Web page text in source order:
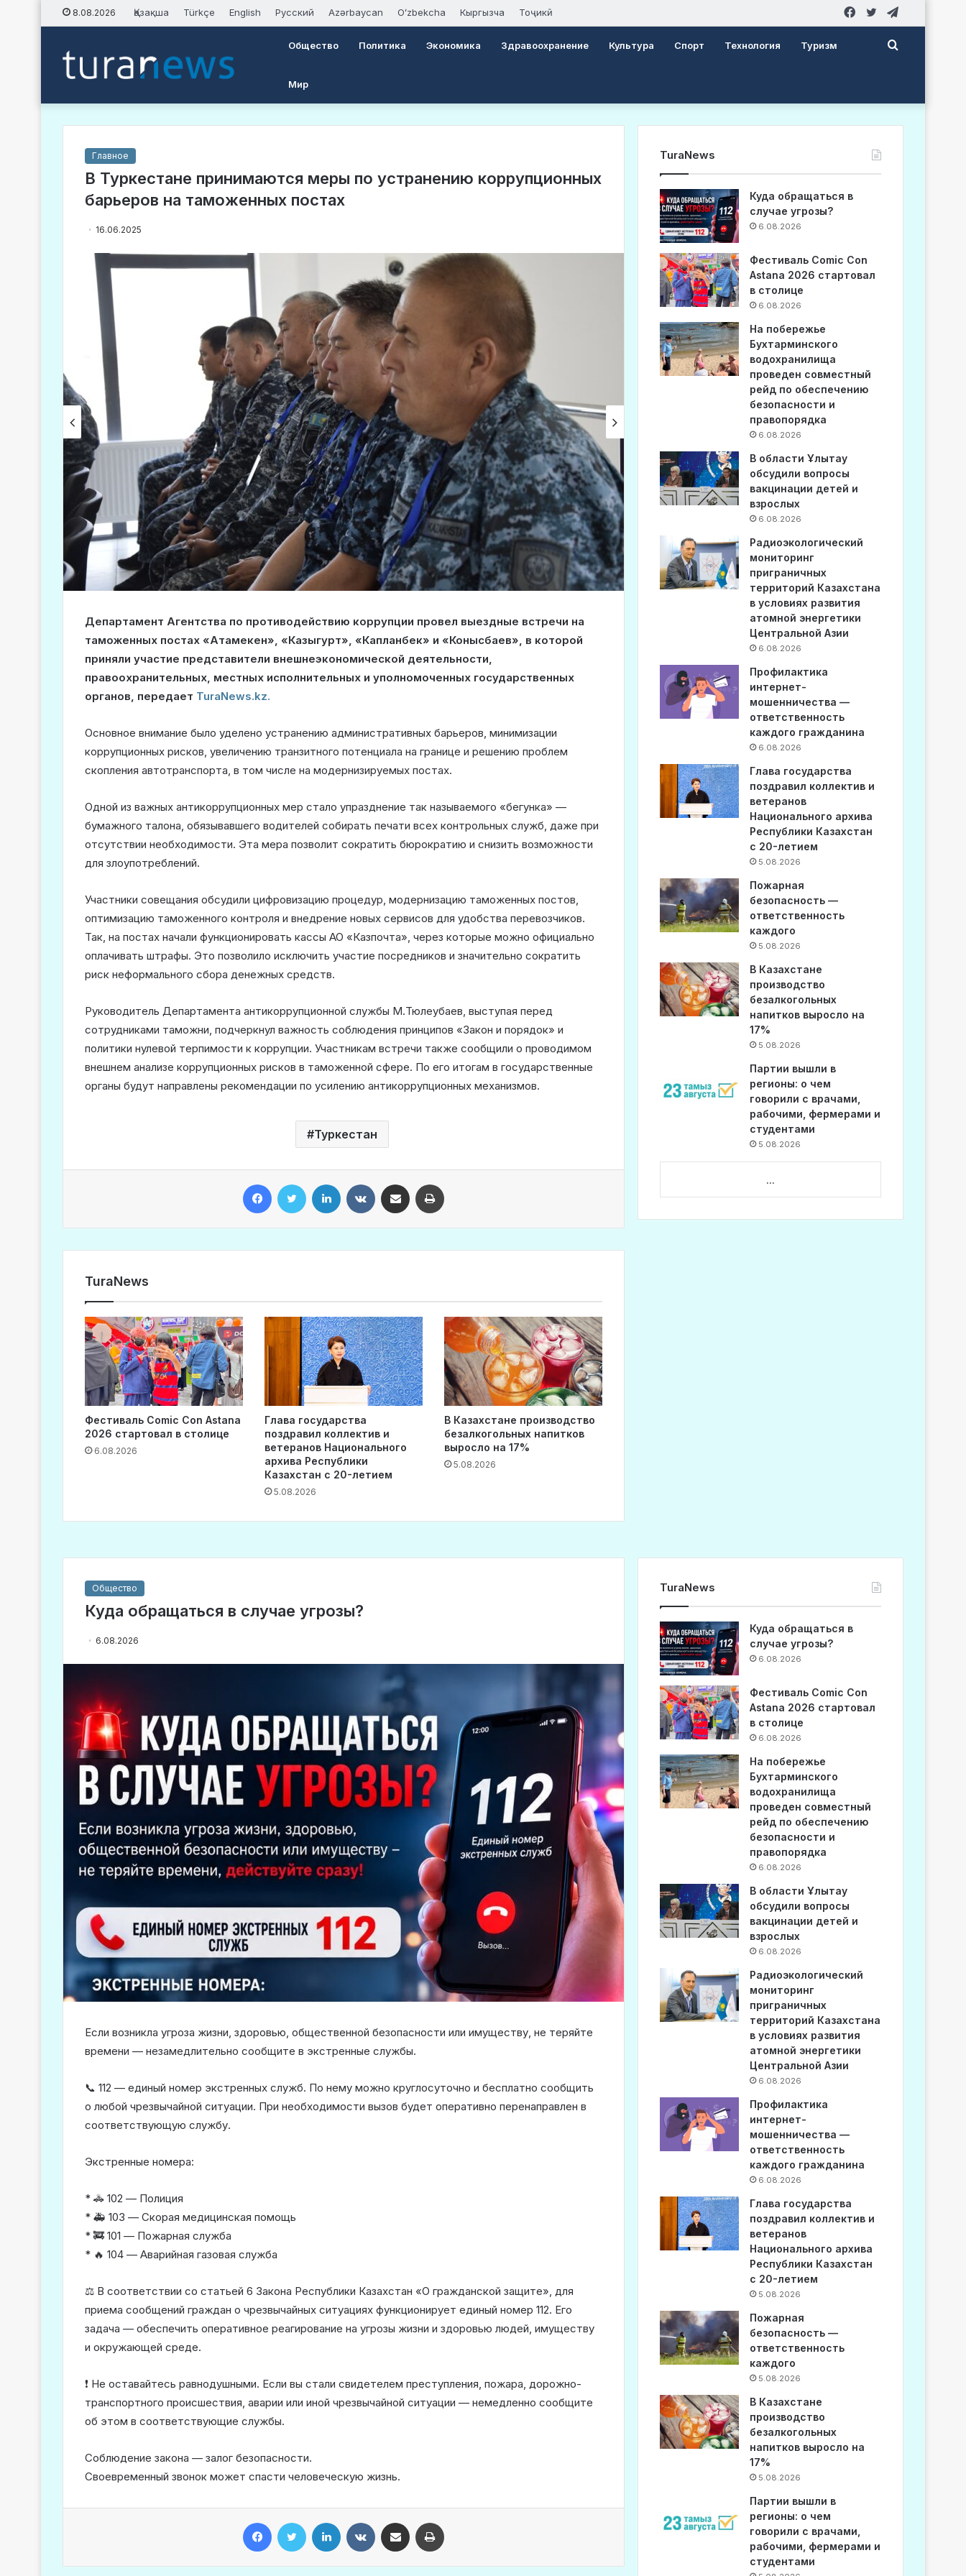
8.08.2026 Қазақша Türkçe English Русский Azərbaycan Oʻzbekcha Кыргызча Тоҷикӣ Twitter
Facebook
Общество Политика Экономика Здравоохранение Культура Спорт Технология Туризм
Мир
Search
Главное
В Туркестане принимаются меры по устранению коррупционных
барьеров на таможенных постах
16.06.2025
Департамент Агентства по противодействию коррупции провел выездные встречи на
таможенных постах «Атамекен», «Казыгурт», «Капланбек» и «Конысбаев», в которой
приняли участие представители внешнеэкономической деятельности,
правоохранительных, местных исполнительных и уполномоченных государственных
органов, передает TuraNews.kz.
Основное внимание было уделено устранению административных барьеров, минимизации
коррупционных рисков, увеличению транзитного потенциала на границе и решению проблем
скопления автотранспорта, в том числе на модернизируемых постах.
Одной из важных антикоррупционных мер стало упразднение так называемого «бегунка» —
бумажного талона, обязывавшего водителей собирать печати всех контрольных служб, даже при
отсутствии необходимости. Эта мера позволит сократить бюрократию и снизить возможности
для злоупотреблений.
Участники совещания обсудили цифровизацию процедур, модернизацию таможенных постов,
оптимизацию таможенного контроля и внедрение новых сервисов для удобства перевозчиков.
Так, на постах начали функционировать кассы АО «Казпочта», через которые можно официально
оплачивать штрафы. Это позволило исключить участие посредников и значительно сократить
риск неформального сбора денежных средств.
Руководитель Департамента антикоррупционной службы М.Тюлеубаев, выступая перед
сотрудниками таможни, подчеркнул важность соблюдения принципов «Закон и порядок» и
политики нулевой терпимости к коррупции. Участникам встречи также сообщили о проводимом
внешнем анализе коррупционных рисков в таможенной сфере. По его итогам в государственные
органы будут направлены рекомендации по усилению антикоррупционных механизмов.
Туркестан
TuraNews
Фестиваль Comic Con Astana
2026 стартовал в столице
6.08.2026
Глава государства
поздравил коллектив и
ветеранов Национального
архива Республики
Казахстан с 20-летием
5.08.2026
В Казахстане производство
безалкогольных напитков
выросло на 17%
5.08.2026
TuraNews
Куда обращаться в
случае угрозы?
6.08.2026
Фестиваль Comic Con
Astana 2026 стартовал
в столице
6.08.2026
На побережье
Бухтарминского
водохранилища
проведен совместный
рейд по обеспечению
безопасности и
правопорядка
6.08.2026
В области Ұлытау
обсудили вопросы
вакцинации детей и
взрослых
6.08.2026
Радиоэкологический
мониторинг
приграничных
территорий Казахстана
в условиях развития
атомной энергетики
Центральной Азии
6.08.2026
Профилактика
интернет-
мошенничества —
ответственность
каждого гражданина
6.08.2026
Глава государства
поздравил коллектив и
ветеранов
Национального архива
Республики Казахстан
с 20-летием
5.08.2026
Пожарная
безопасность —
ответственность
каждого
5.08.2026
В Казахстане
производство
безалкогольных
напитков выросло на
17%
5.08.2026
Партии вышли в
регионы: о чем
говорили с врачами,
рабочими, фермерами и
студентами
5.08.2026
...